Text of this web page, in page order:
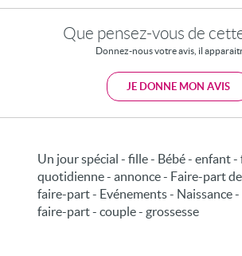
Que pensez-vous de
Donnez-nous votre avis, il
JE DONNE MON AVIS
Un jour spécial - fille - Bébé - enfant -
quotidienne - annonce - Faire-part
faire-part - Evénements - Naissance
faire-part - couple - grossesse